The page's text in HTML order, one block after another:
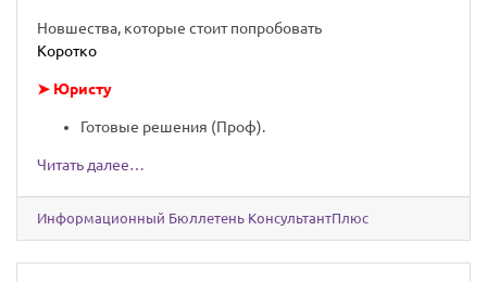
Новшества, которые стоит попробовать
Коротко
➤ Юристу
Готовые решения (Проф).
Читать далее…
Информационный Бюллетень КонсультантПлюс